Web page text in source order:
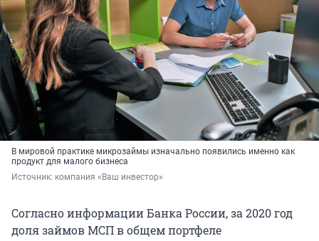
В мировой практике микрозаймы изначально появились именно как
продукт для малого бизнеса
Источник: компания «Ваш инвестор»
Согласно информации Банка России, за 2020 год
доля займов МСП в общем портфеле